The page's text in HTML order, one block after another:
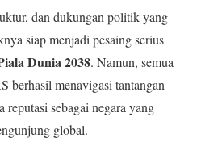
dan dukungan politik yang
siap menjadi pesaing serius
Dunia 2038. Namun, semua
berhasil menavigasi tantangan
reputasi sebagai negara yang
global.